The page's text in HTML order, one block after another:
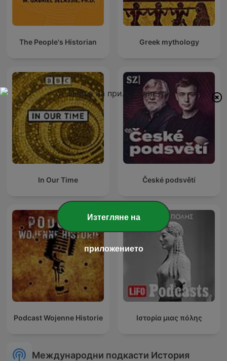
The People's Historian Greek mythology
In Our Time České podsvětí
Podcast Wojenne Historie Ιστορία μιας πόλης
Международни подкасти История
Изтегляне на
приложението